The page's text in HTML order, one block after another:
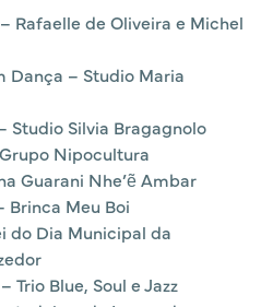
Rafaelle de Oliveira e Michel
Dança – Studio Maria
Studio Silvia Bragagnolo
Nipocultura
Guarani Nhe’ẽ Ambar
Brinca Meu Boi
do Dia Municipal da
Trio Blue, Soul e Jazz